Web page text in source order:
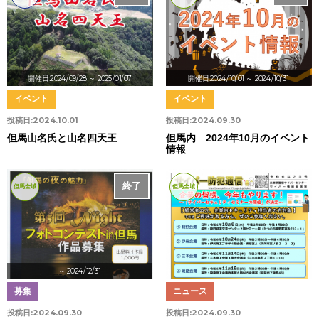
開催日:2024/09/28 ～ 2025/01/07
投稿日:2024.10.01
イベント
但馬山名氏と山名四天王
開催日:2024/10/01 ～ 2024/10/31
投稿日:2024.09.30
イベント
但馬内 2024年10月のイベント
情報
～ 2024/12/31
終了
但馬全域
投稿日:2024.09.30
募集
但馬全域
投稿日:2024.09.30
ニュース